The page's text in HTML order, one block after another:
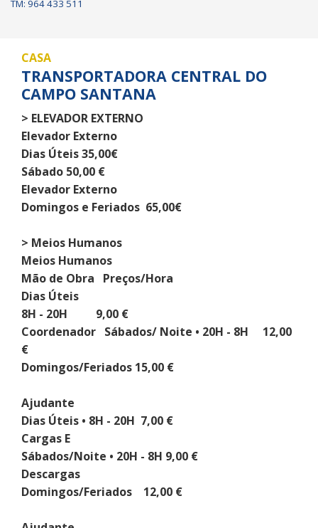
TM: 964 433 511
CASA
TRANSPORTADORA CENTRAL DO
CAMPO SANTANA
> ELEVADOR EXTERNO
Elevador Externo
Dias Úteis 35,00€
Sábado 50,00 €
Elevador Externo
Domingos e Feriados 65,00€
> Meios Humanos
Meios Humanos
Mão de Obra Preços/Hora
Dias Úteis
8H - 20H 9,00 €
Coordenador Sábados/ Noite • 20H - 8H 12,00
€
Domingos/Feriados 15,00 €
Ajudante
Dias Úteis • 8H - 20H 7,00 €
Cargas E
Sábados/Noite • 20H - 8H 9,00 €
Descargas
Domingos/Feriados 12,00 €